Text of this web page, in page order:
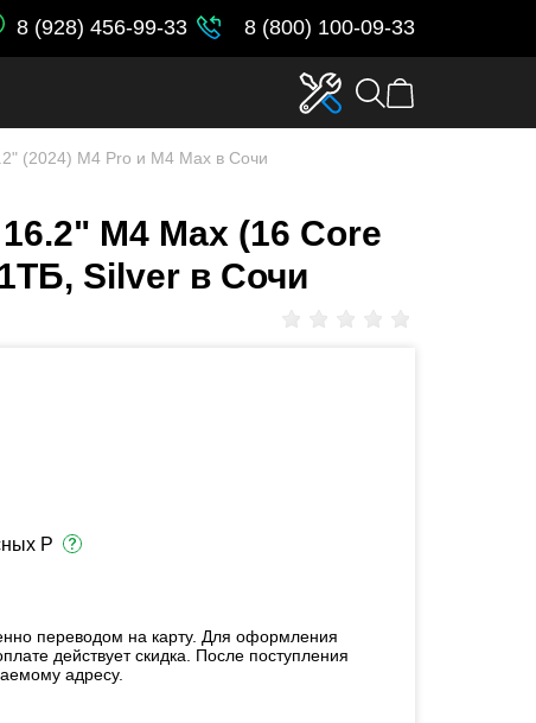
8 (928) 456-99-33 8 (800) 100-09-33
(2024) M4 Pro и M4 Max в Сочи
M4 Max (16 Core
Silver в Сочи
Р
переводом на карту. Для оформления
действует скидка. После поступления
адресу.